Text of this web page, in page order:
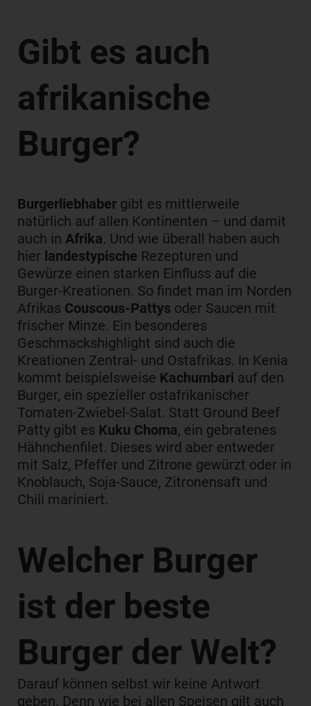
Gibt es auch
afrikanische
Burger?
Burgerliebhaber gibt es mittlerweile
natürlich auf allen Kontinenten – und damit
auch in Afrika. Und wie überall haben auch
hier landestypische Rezepturen und
Gewürze einen starken Einfluss auf die
Burger-Kreationen. So findet man im Norden
Afrikas Couscous-Pattys oder Saucen mit
frischer Minze. Ein besonderes
Geschmackshighlight sind auch die
Kreationen Zentral- und Ostafrikas. In Kenia
kommt beispielsweise Kachumbari auf den
Burger, ein spezieller ostafrikanischer
Tomaten-Zwiebel-Salat. Statt Ground Beef
Patty gibt es Kuku Choma, ein gebratenes
Hähnchenfilet. Dieses wird aber entweder
mit Salz, Pfeffer und Zitrone gewürzt oder in
Knoblauch, Soja-Sauce, Zitronensaft und
Chili mariniert.
Welcher Burger
ist der beste
Burger der Welt?
Darauf können selbst wir keine Antwort
geben. Denn wie bei allen Speisen gilt auch